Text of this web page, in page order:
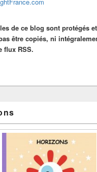
de ce blog sont protégés
être copiés, ni
flux RSS.